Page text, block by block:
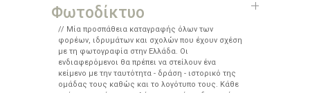
Φωτοδίκτυο
Μία προσπάθεια καταγραφής όλων των
φορέων, ιδρυμάτων και σχολών που έχουν σχέση
με τη φωτογραφία στην Ελλάδα. Οι
ενδιαφερόμενοι θα πρέπει να στείλουν ένα
κείμενο με την ταυτότητα - δράση - ιστορικό της
ομάδας τους καθώς και το λογότυπο τους. Κάθε